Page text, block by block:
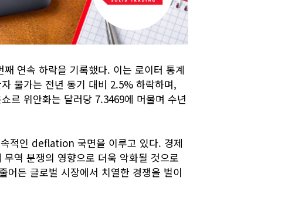
연속 하락을 기록했다. 이는 로이터 통계
물가는 전년 동기 대비 2.5% 하락하며,
르 위안화는 달러당 7.3469에 머물며 수년
적인 deflation 국면을 이루고 있다. 경제
역 분쟁의 영향으로 더욱 악화될 것으로
어든 글로벌 시장에서 치열한 경쟁을 벌이